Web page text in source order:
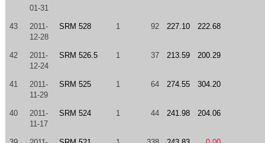
01-31
43
2011-
12-28
SRM 528 1 92 227.10 222.68
42
2011-
12-24
SRM 526.5 1 37 213.59 200.29
41
2011-
11-29
SRM 525 1 64 274.55 304.20
40
2011-
11-17
SRM 524 1 44 241.98 204.06